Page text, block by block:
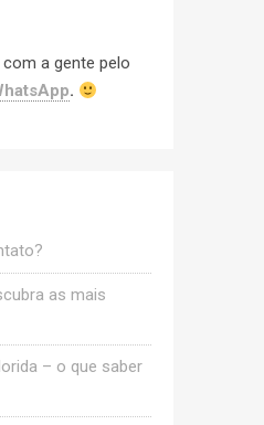
a gente pelo
.
as mais
– o que saber